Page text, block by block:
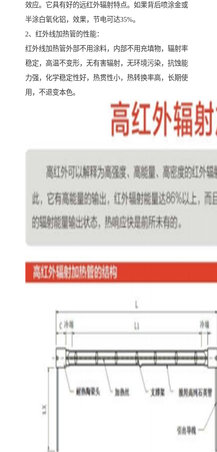
效应。它具有好的远红外辐射特点。如果背后喷涂金或
半涂白氧化铝，效果，节电可达35%。
2、红外线加热管的性能：
红外线加热管外部不用涂料，内部不用充填物，辐射率
稳定，高温不变形，无有害辐射，无环境污染，抗蚀能
力强，化学稳定性好，热贯性小，热转换率高，长期使
用，不退变本色。